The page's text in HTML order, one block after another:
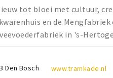
tot bloei met cultuur,
en de
in 's-
Den Bosch www.tramkade.nl